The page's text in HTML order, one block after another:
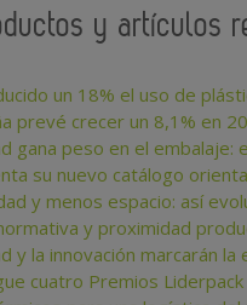
y artículos
un 18% el uso de
prevé crecer un 8,1% en
gana peso en el embalaje:
su nuevo catálogo
y menos espacio: así
y proximidad
y la innovación marcarán
cuatro Premios